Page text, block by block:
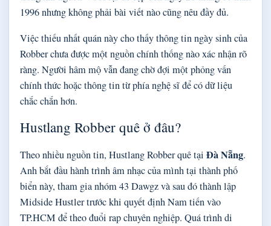
1996 nhưng không phải bài viết nào cũng nêu đầy đủ.
Việc thiếu nhất quán này cho thấy thông tin ngày sinh của
Robber chưa được một nguồn chính thống nào xác nhận rõ
ràng. Người hâm mộ vẫn đang chờ đợi một phỏng vấn
chính thức hoặc thông tin từ phía nghệ sĩ để có dữ liệu
chắc chắn hơn.
Hustlang Robber quê ở đâu?
Theo nhiều nguồn tin, Hustlang Robber quê tại Đà Nẵng.
Anh bắt đầu hành trình âm nhạc của mình tại thành phố
biển này, tham gia nhóm 43 Dawgz và sau đó thành lập
Midside Hustler trước khi quyết định Nam tiến vào
TP.HCM để theo đuổi rap chuyên nghiệp. Quá trình di